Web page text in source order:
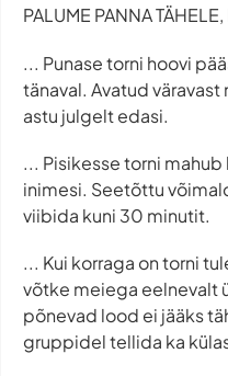
PALUME PANNA TÄHELE,
... Punase torni hoovi
tänaval. Avatud
astu julgelt edasi.
... Pisikesse torni
inimesi. Seetõttu
viibida kuni 30 minutit.
... Kui korraga on torni
võtke meiega eelnevalt
põnevad lood ei jääks
gruppidel tellida ka